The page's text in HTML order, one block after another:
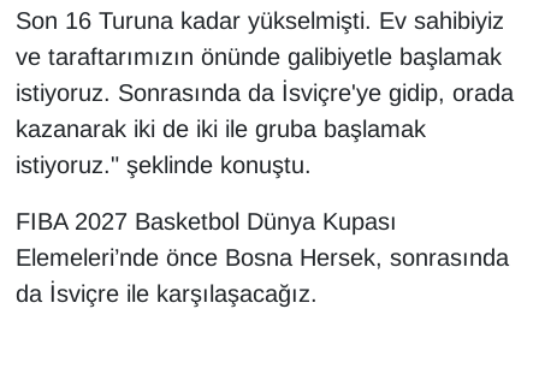
Son 16 Turuna kadar yükselmişti. Ev sahibiyiz
ve taraftarımızın önünde galibiyetle başlamak
istiyoruz. Sonrasında da İsviçre'ye gidip, orada
kazanarak iki de iki ile gruba başlamak
istiyoruz." şeklinde konuştu.
FIBA 2027 Basketbol Dünya Kupası
Elemeleri’nde önce Bosna Hersek, sonrasında
da İsviçre ile karşılaşacağız.